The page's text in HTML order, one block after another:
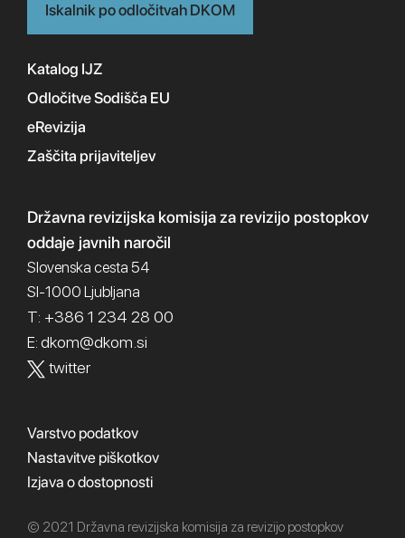
Iskalnik po odločitvah DKOM
Katalog IJZ
Odločitve Sodišča EU
eRevizija
Zaščita prijaviteljev
Državna revizijska komisijaza revizijo postopkov
oddaje javnih naročil
Slovenska cesta 54
SI-1000 Ljubljana
T: +386 1 234 28 00
E: dkom@dkom.si
twitter
Varstvo podatkov
Nastavitve piškotkov
Izjava o dostopnosti
© 2021 Državna revizijska komisija za revizijo postopkov